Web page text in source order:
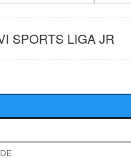
SPORTS LIGA JR